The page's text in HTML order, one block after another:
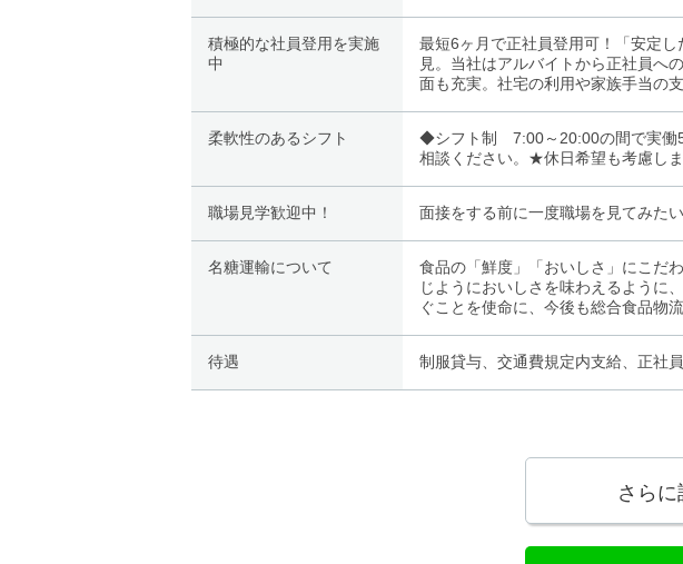
積極的な社員登用を実施
中
最短6ヶ月で正社員登用可！「安定
見。当社はアルバイトから正社員へ
面も充実。社宅の利用や家族手当の
柔軟性のあるシフト
◆シフト制 7:00～20:00の間で実働
相談ください。★休日希望も考慮し
職場見学歓迎中！ 面接をする前に一度職場を見てみた
名糖運輸について
食品の「鮮度」「おいしさ」にこだ
じようにおいしさを味わえるように
ぐことを使命に、今後も総合食品物
待遇 制服貸与、交通費規定内支給、正社
さら